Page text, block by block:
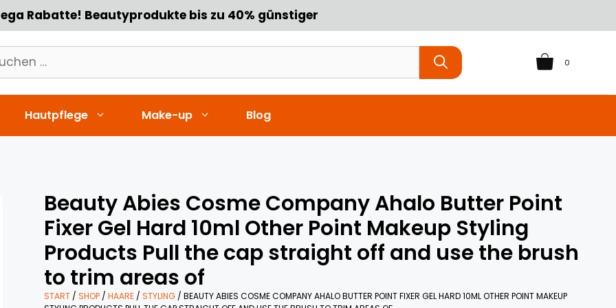
Rabatte! Beautyprodukte bis zu 40% günstiger
0
Hautpflege Make-up Blog
Beauty Abies Cosme Company Ahalo Butter Point
Fixer Gel Hard 10ml Other Point Makeup Styling
Products Pull the cap straight off and use the brush
to trim areas of
START / SHOP / HAARE / STYLING / BEAUTY ABIES COSME COMPANY AHALO BUTTER POINT FIXER GEL HARD 10ML OTHER POINT MAKEUP